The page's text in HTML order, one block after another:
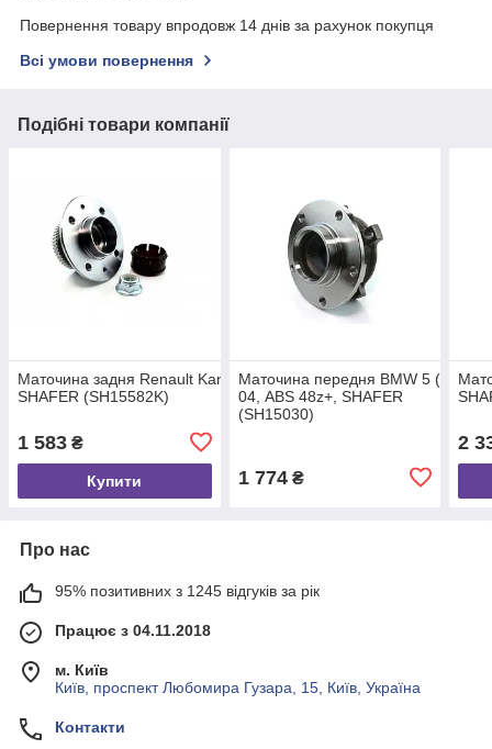
Повернення товару впродовж 14 днів за рахунок покупця
Всі умови повернення
Подібні товари компанії
Маточина задня Renault Kangoo 03-, ABS+ 44z, монт. ккт.+,
SHAFER (SH15582K)
1 583 ₴
Купити
Маточина передня BMW 5 (E39),
04, ABS 48z+, SHAFER
(SH15030)
1 774₴
2
Про нас
95% позитивних з 1245 відгуків за рік
Працює з 04.11.2018
м. Київ
Київ, проспект Любомира Гузара, 15, Київ, Україна
Контакти